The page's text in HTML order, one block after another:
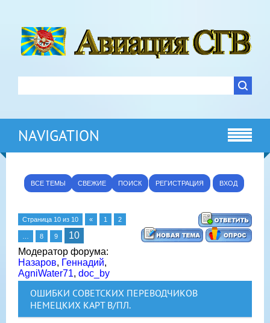
NAVIGATION
ВСЕ ТЕМЫ СВЕЖИЕ ПОИСК РЕГИСТРАЦИЯ ВХОД
Страница 10 из 10 « 1 2
8 9
10
Модератор форума:
Назаров, Геннадий,
AgniWater71, doc_by
ОШИБКИ СОВЕТСКИХ ПЕРЕВОДЧИКОВ
НЕМЕЦКИХ КАРТ В/ПЛ.